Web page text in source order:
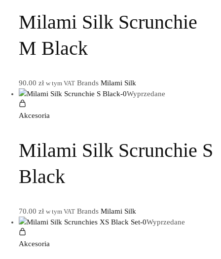
Milami Silk Scrunchie
M Black
90.00 zł w tym VATBrands Milami Silk
Wyprzedane
Akcesoria
Milami Silk Scrunchie S
Black
70.00 zł w tym VATBrands Milami Silk
Wyprzedane
Akcesoria